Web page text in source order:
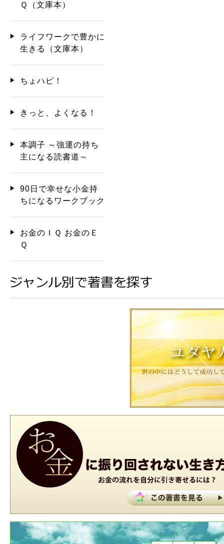
Ｑ（文庫本）
ライフワークで豊かに
生きる（文庫本）
ちょハピ！
きっと、よくなる！
本調子 ～強運の持ち
主になる読書道～
90日で幸せな小金持
ちになるワークブック
お金のＩＱ お金のＥ
Ｑ